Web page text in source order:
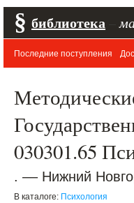
§ библиотека
Последние поступления
030301.65
. –– Нижний
В каталоге: Психология